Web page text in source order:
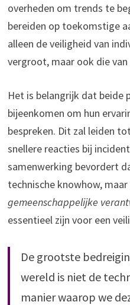
overheden om trends te
bereiden op toekomstige
alleen de veiligheid van
vergroot, maar ook die
Het is belangrijk dat beide
bijeenkomen om hun
bespreken. Dit zal leiden
snellere reacties bij
samenwerking bevordert
technische knowhow,
gemeenschappelijke
essentieel zijn voor een
De grootste
wereld is niet de
manier waarop we